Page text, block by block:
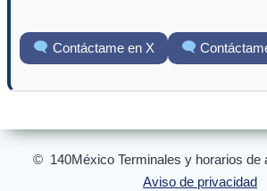
Contáctame en X
© 140México Terminales y horarios de
Aviso de privacidad